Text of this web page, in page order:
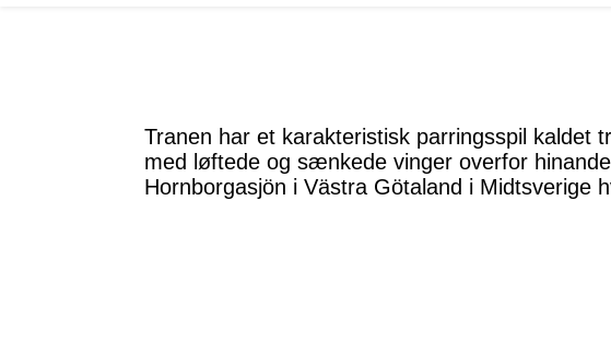
Tranen har et karakteristisk parringsspil kaldet
med løftede og sænkede vinger overfor
Hornborgasjön i Västra Götaland i Midtsverige